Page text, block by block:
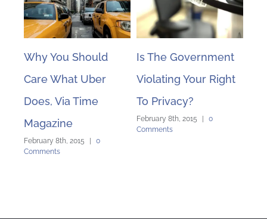
Why You Should
Care What Uber
Does, Via Time
Magazine
February 8th, 2015
0
Comments
Is The Government
Violating Your Right
To Privacy?
February 8th, 2015
0
Comments